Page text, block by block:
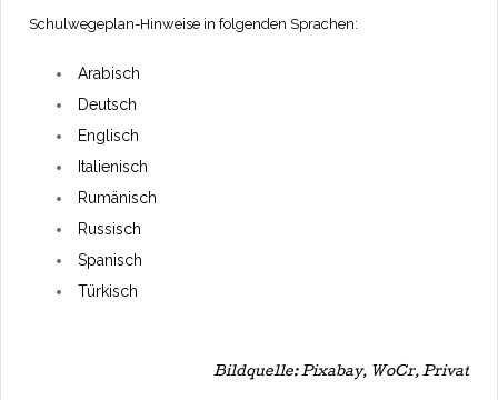
Schulwegeplan-Hinweise in folgenden Sprachen:
Arabisch
Deutsch
Englisch
Italienisch
Rumänisch
Russisch
Spanisch
Türkisch
Bildquelle: Pixabay, WoCr, Privat